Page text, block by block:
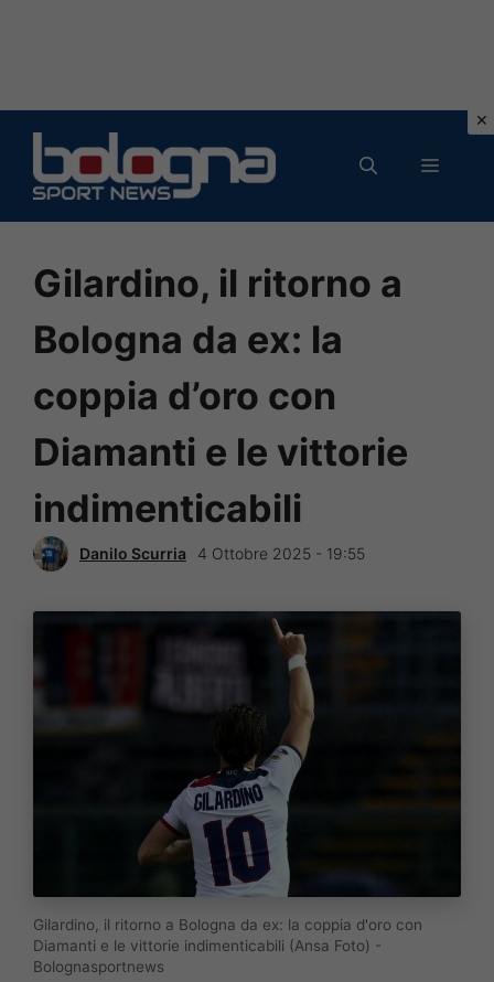
contenuto
MENU
Gilardino, il ritorno a
Bologna da ex: la
coppia d’oro con
Diamanti e le vittorie
indimenticabili
Danilo Scurria 4 Ottobre 2025 - 19:55
Gilardino, il ritorno a Bologna da ex: la coppia d'oro con
Diamanti e le vittorie indimenticabili (Ansa Foto) -
Bolognasportnews